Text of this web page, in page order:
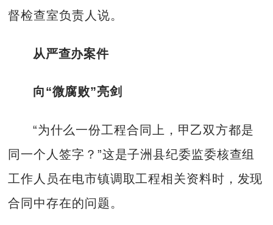
督检查室负责人说。
从严查办案件
向“微腐败”亮剑
“为什么一份工程合同上，甲乙双方都是
同一个人签字？”这是子洲县纪委监委核查组
工作人员在电市镇调取工程相关资料时，发现
合同中存在的问题。